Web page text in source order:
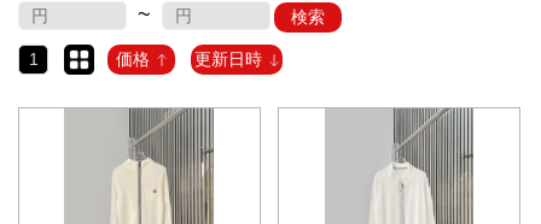
~ 検索
1 価格 更新日時